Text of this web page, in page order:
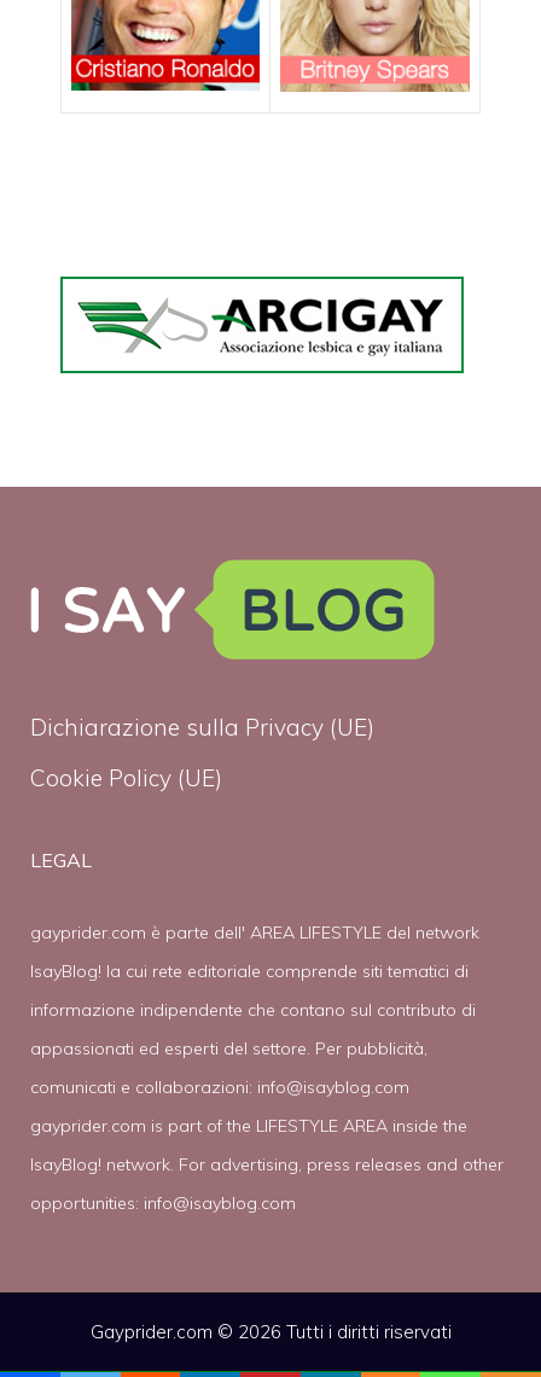
Dichiarazione sulla Privacy (UE)
Cookie Policy (UE)
LEGAL
gayprider.com è parte dell' AREA LIFESTYLE del network
IsayBlog! la cui rete editoriale comprende siti tematici di
informazione indipendente che contano sul contributo di
appassionati ed esperti del settore. Per pubblicità,
comunicati e collaborazioni: info@isayblog.com
gayprider.com is part of the LIFESTYLE AREA inside the
IsayBlog! network. For advertising, press releases and other
opportunities: info@isayblog.com
Gayprider.com © 2026 Tutti i diritti riservati